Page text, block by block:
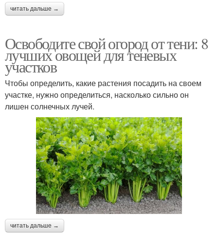
читать дальше →
Освободите свой огород от тени: 8
лучших овощей для теневых
участков
Чтобы определить, какие растения посадить на своем
участке, нужно определиться, насколько сильно он
лишен солнечных лучей.
читать дальше →